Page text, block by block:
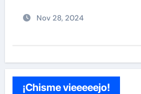
Nov 28, 2024
¡Chisme vieeeeejo!